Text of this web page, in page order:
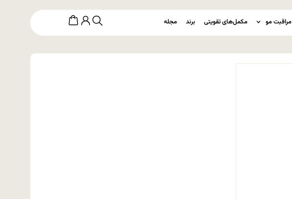
مراقبت مو مکمل‌های تقویتی برند مجله